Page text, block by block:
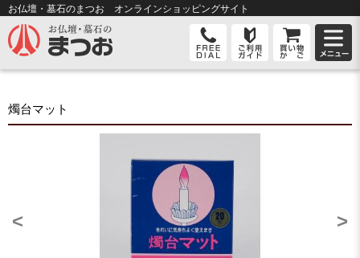
お仏壇・墓石のまつお オンラインショッピングサイト
燭台マット
< >